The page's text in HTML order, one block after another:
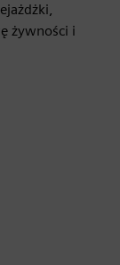
żywności i